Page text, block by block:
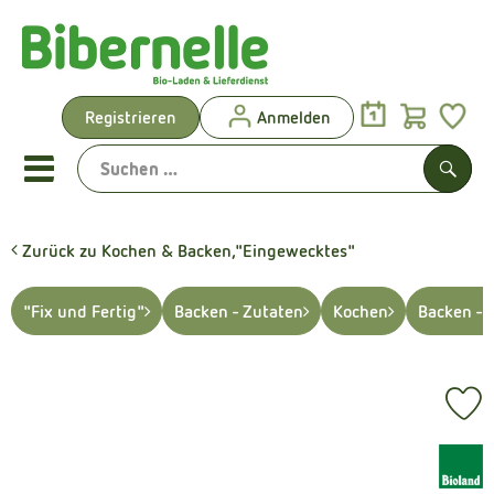
Registrieren Anmelden
Mobiles Menu öffnen oder
Vorgeplante Ökokisten
Shop: Aktionen & Neues
Zurück zu Kochen & Backen,"Eingewecktes"
"Fix und Fertig" Backen - Zutaten Kochen Backen -